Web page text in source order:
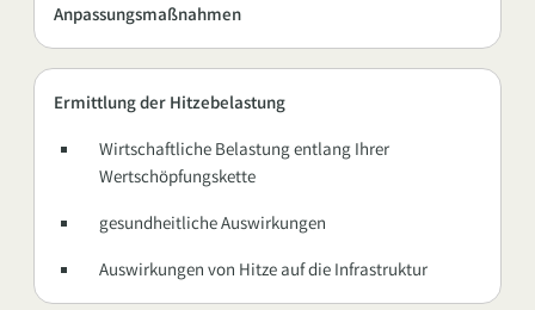
Anpassungsmaßnahmen
Ermittlung der Hitzebelastung
Wirtschaftliche Belastung entlang Ihrer
Wertschöpfungskette
gesundheitliche Auswirkungen
Auswirkungen von Hitze auf die Infrastruktur